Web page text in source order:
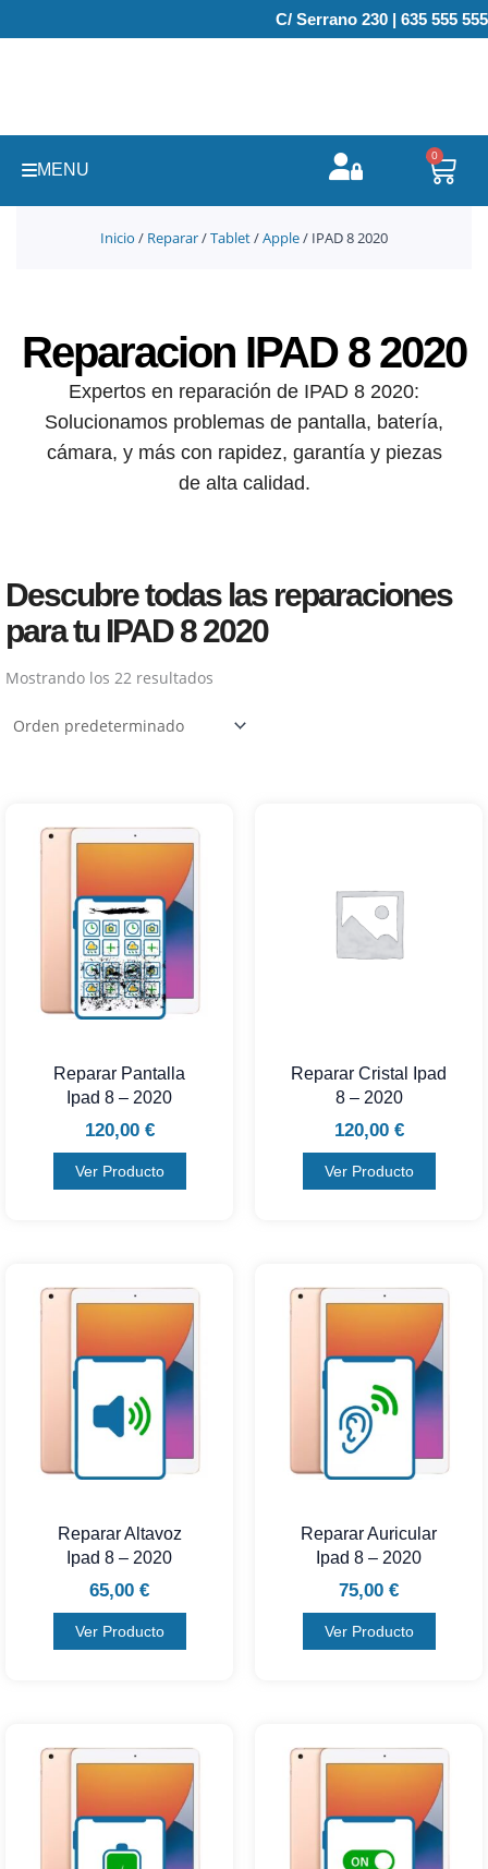
al
C/ Serrano 230 | 635 555 555
MENU
0
Inicio / Reparar/Tablet/Apple/ IPAD 8 2020
Reparacion IPAD 8 2020
Expertos en reparación de IPAD 8 2020:
Solucionamos problemas de pantalla, batería,
cámara, y más con rapidez, garantía y piezas
de alta calidad.
Descubre todas las reparaciones
para tu IPAD 8 2020
Mostrando los 22 resultados
Reparar Pantalla
Ipad 8 – 2020
120,00 €
Ver Producto
Reparar Cristal Ipad
8 – 2020
120,00 €
Ver Producto
Reparar Altavoz
Ipad 8 – 2020
65,00 €
Ver Producto
Reparar Auricular
Ipad 8 – 2020
75,00 €
Ver Producto